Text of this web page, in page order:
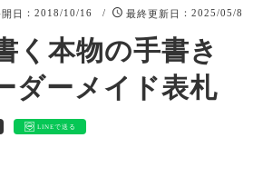
日 ：2018/10/16 / 最終更新日 ：2025/05/8
く本物の手書き
ダーメイド表札
LINEで送る